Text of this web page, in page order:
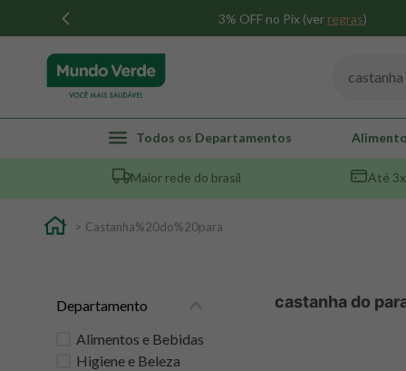
3% OFF no Pix (ver regras)
Todos os Departamentos
Maior rede do brasil Até
Castanha%20do%20para
Departamento
Alimentos e Bebidas
Higiene e Beleza
castanha do